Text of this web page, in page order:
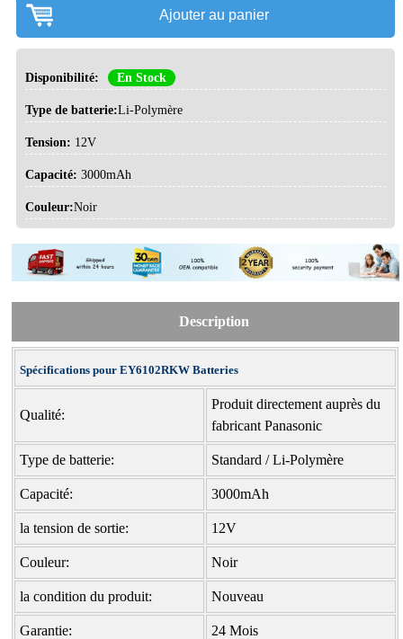
Ajouter au panier
Disponibilité: En Stock
Type de batterie:Li-Polymère
Tension: 12V
Capacité: 3000mAh
Couleur:Noir
Description
Spécifications pour EY6102RKW Batteries
Qualité:
Produit directement auprès du
fabricant Panasonic
Type de batterie: Standard / Li-Polymère
Capacité: 3000mAh
la tension de sortie: 12V
Couleur: Noir
la condition du produit: Nouveau
Garantie: 24 Mois